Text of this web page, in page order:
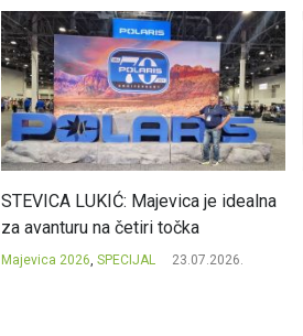
STEVICA LUKIĆ: Majevica je idealna
za avanturu na četiri točka
Majevica 2026, SPECIJAL 23.07.2026.